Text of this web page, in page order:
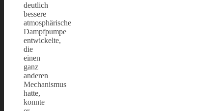
deutlich
bessere
atmosphärische
Dampfpumpe
entwickelte,
die
einen
ganz
anderen
Mechanismus
hatte,
konnte